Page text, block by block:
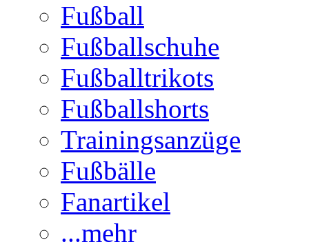
Fußball
Fußballschuhe
Fußballtrikots
Fußballshorts
Trainingsanzüge
Fußbälle
Fanartikel
...mehr